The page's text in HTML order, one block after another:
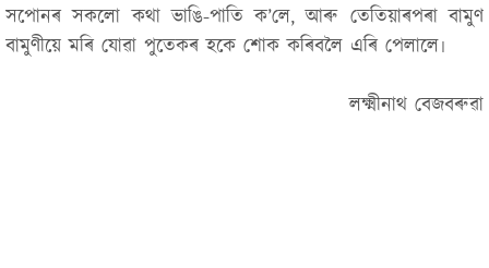
সপোনৰ সকলো কথা ভাঙি-পাতি ক’লে, আৰু তেতিয়াৰপৰা বামুণ
বামুণীয়ে মৰি যোৱা পুতেকৰ হকে শোক কৰিবলৈ এৰি পেলালে৷
লক্ষ্মীনাথ বেজবৰুৱা